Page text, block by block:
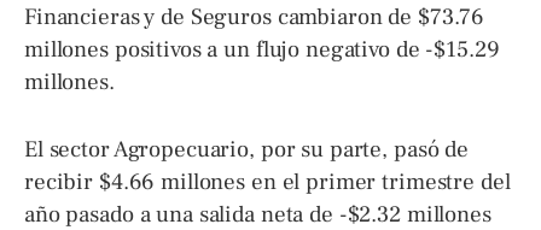
Financieras y de Seguros cambiaron de $73.76
millones positivos a un flujo negativo de -$15.29
millones.
El sector Agropecuario, por su parte, pasó de
recibir $4.66 millones en el primer trimestre del
año pasado a una salida neta de -$2.32 millones